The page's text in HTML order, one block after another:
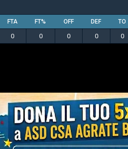
FTA FT% OFF DEF TO
0 0 0 0 0